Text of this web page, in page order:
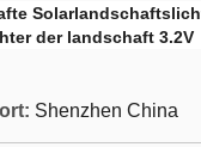
der landschaft 3.2V
Shenzhen China